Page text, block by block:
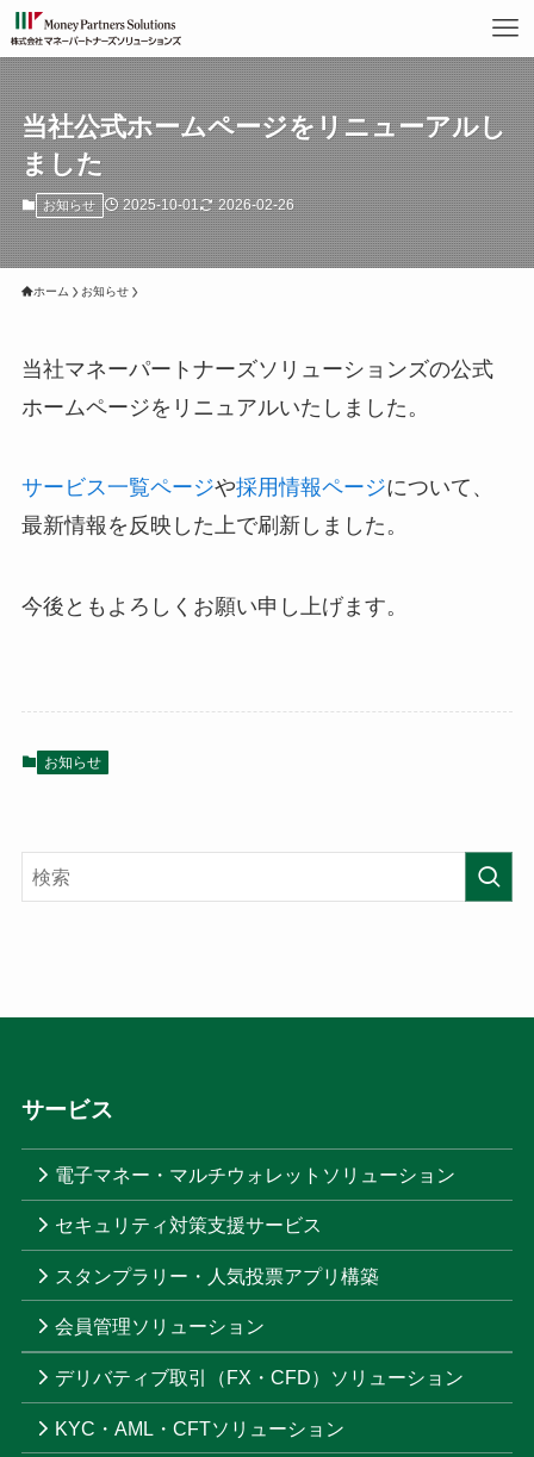
当社公式ホームページをリニューアルし
ました
お知らせ 2025-10-01 2026-02-26
ホーム お知らせ
当社マネーパートナーズソリューションズの公式
ホームページをリニュアルいたしました。
サービス一覧ページや採用情報ページについて、
最新情報を反映した上で刷新しました。
今後ともよろしくお願い申し上げます。
お知らせ
サービス
電子マネー・マルチウォレットソリューション
セキュリティ対策支援サービス
スタンプラリー・人気投票アプリ構築
会員管理ソリューション
デリバティブ取引（FX・CFD）ソリューション
KYC・AML・CFTソリューション